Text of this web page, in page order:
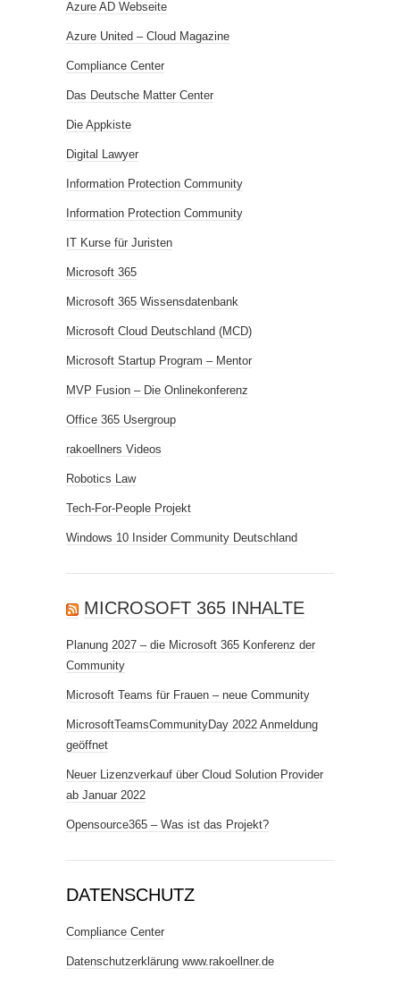
Azure AD Webseite
Azure United – Cloud Magazine
Compliance Center
Das Deutsche Matter Center
Die Appkiste
Digital Lawyer
Information Protection Community
Information Protection Community
IT Kurse für Juristen
Microsoft 365
Microsoft 365 Wissensdatenbank
Microsoft Cloud Deutschland (MCD)
Microsoft Startup Program – Mentor
MVP Fusion – Die Onlinekonferenz
Office 365 Usergroup
rakoellners Videos
Robotics Law
Tech-For-People Projekt
Windows 10 Insider Community Deutschland
MICROSOFT 365 INHALTE
Planung 2027 – die Microsoft 365 Konferenz der
Community
Microsoft Teams für Frauen – neue Community
MicrosoftTeamsCommunityDay 2022 Anmeldung
geöffnet
Neuer Lizenzverkauf über Cloud Solution Provider
ab Januar 2022
Opensource365 – Was ist das Projekt?
DATENSCHUTZ
Compliance Center
Datenschutzerklärung www.rakoellner.de